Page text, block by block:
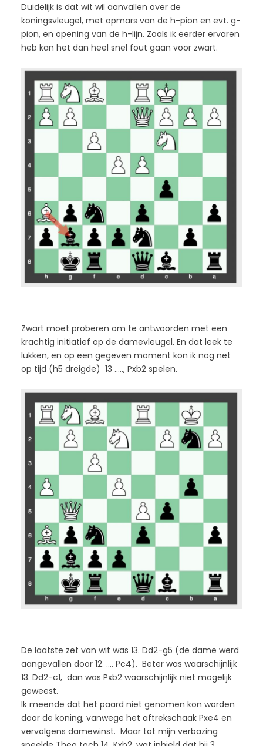
Duidelijk is dat wit wil aanvallen over de
koningsvleugel, met opmars van de h-pion en evt. g-
pion, en opening van de h-lijn. Zoals ik eerder ervaren
heb kan het dan heel snel fout gaan voor zwart.
Zwart moet proberen om te antwoorden met een
krachtig initiatief op de damevleugel. En dat leek te
lukken, en op een gegeven moment kon ik nog net
op tijd (h5 dreigde) 13 ….., Pxb2 spelen.
De laatste zet van wit was 13. Dd2-g5 (de dame werd
aangevallen door 12. …. Pc4). Beter was waarschijnlijk
13. Dd2-c1, dan was Pxb2 waarschijnlijk niet mogelijk
geweest.
Ik meende dat het paard niet genomen kon worden
door de koning, vanwege het aftrekschaak Pxe4 en
vervolgens damewinst. Maar tot mijn verbazing